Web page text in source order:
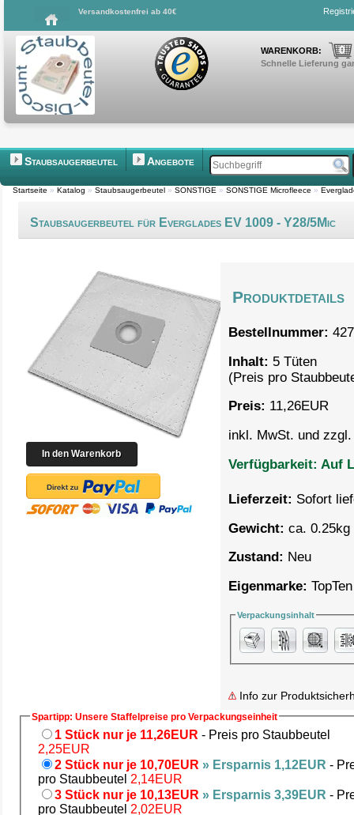
Versandkostenfrei ab 40€
WARENKORB: 0
Schnelle Lieferung
Staubsaugerbeutel Angebote
Startseite » Katalog » Staubsaugerbeutel » SONSTIGE » SONSTIGE Microfleece »
Staubsaugerbeutel für Everglades EV 1009 - Y28/5Mic
Produktdetails
Bestellnummer:
Inhalt: 5 Tüten
(Preis pro
Preis: 11,26EUR
inkl. MwSt. und
Verfügbarkeit: Auf
Lieferzeit: Sofort
Gewicht: ca. 0.25kg
Zustand: Neu
Eigenmarke: TopTen
Verpackungsinhalt
Info zur
Spartipp: Unsere Staffelpreise pro Verpackungseinheit
1 Stück nur je 11,26EUR - Preis pro Staubbeutel
2,25EUR
2 Stück nur je 10,70EUR » Ersparnis 1,12EUR -
pro Staubbeutel 2,14EUR
3 Stück nur je 10,13EUR » Ersparnis 3,39EUR -
pro Staubbeutel 2,02EUR